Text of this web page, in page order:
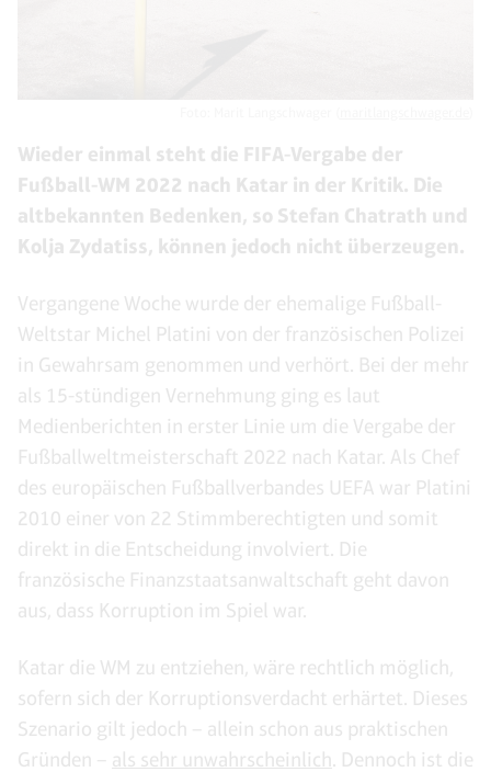
Wieder einmal steht die FIFA-Vergabe der
Fußball-WM 2022 nach Katar in der Kritik. Die
altbekannten Bedenken, so Stefan Chatrath und
Kolja Zydatiss, können jedoch nicht überzeugen.
Vergangene Woche wurde der ehemalige Fußball-
Weltstar Michel Platini von der französischen Polizei
in Gewahrsam genommen und verhört. Bei der mehr
als 15-stündigen Vernehmung ging es laut
Medienberichten in erster Linie um die Vergabe der
Fußballweltmeisterschaft 2022 nach Katar. Als Chef
des europäischen Fußballverbandes UEFA war Platini
2010 einer von 22 Stimmberechtigten und somit
direkt in die Entscheidung involviert. Die
französische Finanzstaatsanwaltschaft geht davon
aus, dass Korruption im Spiel war.
Katar die WM zu entziehen, wäre rechtlich möglich,
sofern sich der Korruptionsverdacht erhärtet. Dieses
Szenario gilt jedoch – allein schon aus praktischen
Gründen – als sehr unwahrscheinlich . Dennoch ist die